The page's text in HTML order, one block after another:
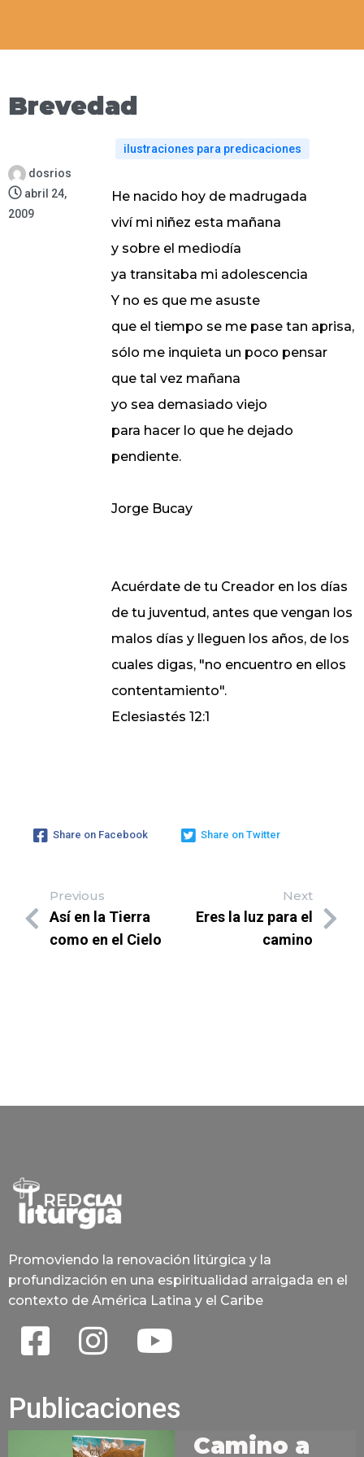
Brevedad
dosrios
abril 24,
2009
ilustraciones para predicaciones
He nacido hoy de madrugada
viví mi niñez esta mañana
y sobre el mediodía
ya transitaba mi adolescencia
Y no es que me asuste
que el tiempo se me pase tan aprisa,
sólo me inquieta un poco pensar
que tal vez mañana
yo sea demasiado viejo
para hacer lo que he dejado
pendiente.
Jorge Bucay
Acuérdate de tu Creador en los días
de tu juventud, antes que vengan los
malos días y lleguen los años, de los
cuales digas, "no encuentro en ellos
contentamiento".
Eclesiastés 12:1
Share on Facebook Share on Twitter
Previous
Así en la Tierra
como en el Cielo
Next
Eres la luz para el
camino
Promoviendo la renovación litúrgica y la
profundización en una espiritualidad arraigada en el
contexto de América Latina y el Caribe
Publicaciones
Camino a